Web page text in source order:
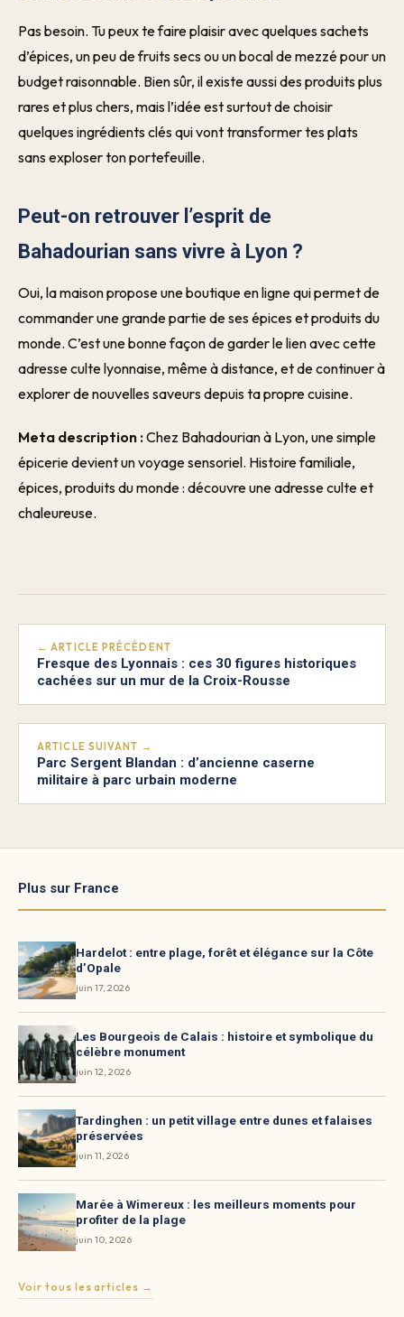
Pas besoin. Tu peux te faire plaisir avec quelques sachets
d’épices, un peu de fruits secs ou un bocal de mezzé pour un
budget raisonnable. Bien sûr, il existe aussi des produits plus
rares et plus chers, mais l’idée est surtout de choisir
quelques ingrédients clés qui vont transformer tes plats
sans exploser ton portefeuille.
Peut-on retrouver l’esprit de
Bahadourian sans vivre à Lyon ?
Oui, la maison propose une boutique en ligne qui permet de
commander une grande partie de ses épices et produits du
monde. C’est une bonne façon de garder le lien avec cette
adresse culte lyonnaise, même à distance, et de continuer à
explorer de nouvelles saveurs depuis ta propre cuisine.
Meta description :Chez Bahadourian à Lyon, une simple
épicerie devient un voyage sensoriel. Histoire familiale,
épices, produits du monde : découvre une adresse culte et
chaleureuse.
← ARTICLE PRÉCÉDENT
Fresque des Lyonnais : ces 30 figures historiques
cachées sur un mur de la Croix-Rousse
ARTICLE SUIVANT →
Parc Sergent Blandan : d’ancienne caserne
militaire à parc urbain moderne
Plus sur France
Hardelot : entre plage, forêt et élégance sur la Côte
d’Opale
juin 17, 2026
Les Bourgeois de Calais : histoire et symbolique du
célèbre monument
juin 12, 2026
Tardinghen : un petit village entre dunes et falaises
préservées
juin 11, 2026
Marée à Wimereux : les meilleurs moments pour
profiter de la plage
juin 10, 2026
Voir tous les articles →